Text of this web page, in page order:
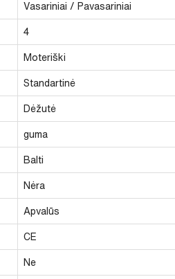
Vasariniai / Pavasariniai
4
Moteriški
Standartinė
Dėžutė
guma
Balti
Nėra
Apvalūs
CE
Ne